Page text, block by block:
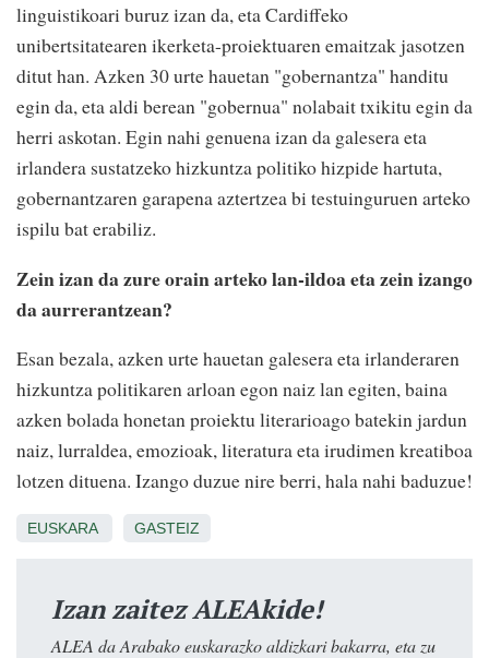
linguistikoari buruz izan da, eta Cardiffeko
unibertsitatearen ikerketa-proiektuaren emaitzak jasotzen
ditut han. Azken 30 urte hauetan "gobernantza" handitu
egin da, eta aldi berean "gobernua" nolabait txikitu egin da
herri askotan. Egin nahi genuena izan da galesera eta
irlandera sustatzeko hizkuntza politiko hizpide hartuta,
gobernantzaren garapena aztertzea bi testuinguruen arteko
ispilu bat erabiliz.
Zein izan da zure orain arteko lan-ildoa eta zein izango
da aurrerantzean?
Esan bezala, azken urte hauetan galesera eta irlanderaren
hizkuntza politikaren arloan egon naiz lan egiten, baina
azken bolada honetan proiektu literarioago batekin jardun
naiz, lurraldea, emozioak, literatura eta irudimen kreatiboa
lotzen dituena. Izango duzue nire berri, hala nahi baduzue!
EUSKARA GASTEIZ
Izan zaitez ALEAkide!
ALEA da Arabako euskarazko aldizkari bakarra, eta zu